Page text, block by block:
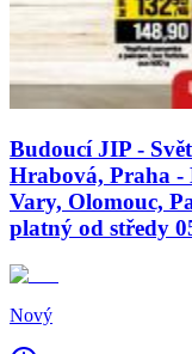
Budoucí JIP -
Hrabová, Praha -
Vary, Olomouc,
platný od středy
Nový